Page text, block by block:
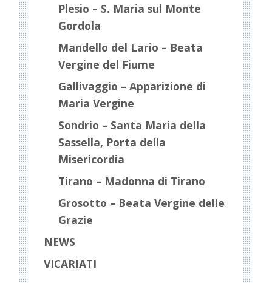
Plesio – S. Maria sul Monte
Gordola
Mandello del Lario – Beata
Vergine del Fiume
Gallivaggio – Apparizione di
Maria Vergine
Sondrio – Santa Maria della
Sassella, Porta della
Misericordia
Tirano – Madonna di Tirano
Grosotto – Beata Vergine delle
Grazie
NEWS
VICARIATI